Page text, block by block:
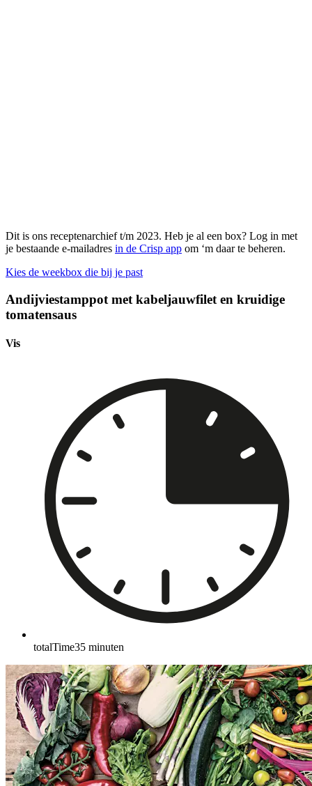
Dit is ons receptenarchief t/m 2023. Heb je al een box? Log in met
je bestaande e-mailadres in de Crisp app om ‘m daar te beheren.
Kies de weekbox die bij je past
Andijviestamppot met kabeljauwfilet en kruidige
tomatensaus
Vis
totalTime35 minuten